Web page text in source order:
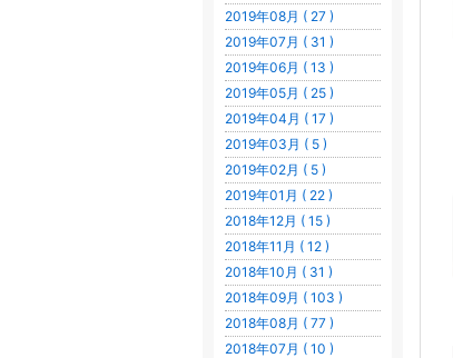
2019年08月 ( 27 )
2019年07月 ( 31 )
2019年06月 ( 13 )
2019年05月 ( 25 )
2019年04月 ( 17 )
2019年03月 ( 5 )
2019年02月 ( 5 )
2019年01月 ( 22 )
2018年12月 ( 15 )
2018年11月 ( 12 )
2018年10月 ( 31 )
2018年09月 ( 103 )
2018年08月 ( 77 )
2018年07月 ( 10 )